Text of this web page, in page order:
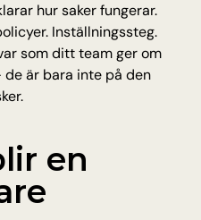
med det senaste
plattform
hur saker fungerar.
Inställningssteg.
som ditt team ger om
är bara inte på den
en